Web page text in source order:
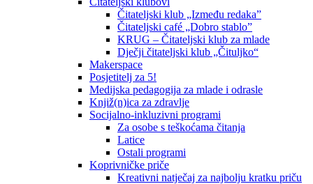
Čitateljski klub „Između redaka”
Čitateljski café „Dobro stablo”
KRUG – Čitateljski klub za mlade
Dječji čitateljski klub „Čituljko“
Makerspace
Posjetitelj za 5!
Medijska pedagogija za mlade i odrasle
Knjiž(n)ica za zdravlje
Socijalno-inkluzivni programi
Za osobe s teškoćama čitanja
Latice
Ostali programi
Koprivničke priče
Kreativni natječaj za najbolju kratku priču